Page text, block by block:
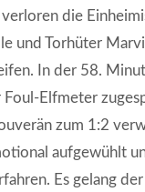
verloren die
und Torhüter
In der 58.
Elfmeter
zum 1:2
aufgewühlt
Es gelang